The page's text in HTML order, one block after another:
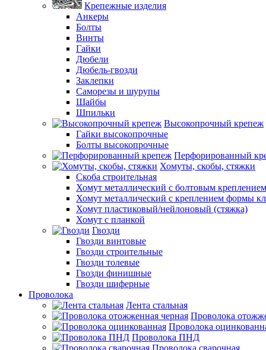
Крепежные изделия
Анкеры
Болты
Винты
Гайки
Дюбели
Дюбель-гвозди
Заклепки
Саморезы и шурупы
Шайбы
Шпильки
Высокопрочный крепеж
Гайки высокопрочные
Болты высокопрочные
Перфорированный
Хомуты, скобы, стяжки
Скоба строительная
Хомут металлический с болтовым креплением
Хомут металлический с креплением формы
Хомут пластиковый/нейлоновый (стяжка)
Хомут с планкой
Гвозди
Гвозди винтовые
Гвозди строительные
Гвозди толевые
Гвозди финишные
Гвозди шиферные
Проволока
Лента стальная
Проволока
Проволока
Проволока ПНД
Проволока сварочная